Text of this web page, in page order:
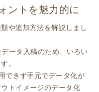
ントを魅力的に
や追加方法を解説しまし
ータ入稿のため、いろい
。
できず手元でデータ化が
トイメージのデータ化